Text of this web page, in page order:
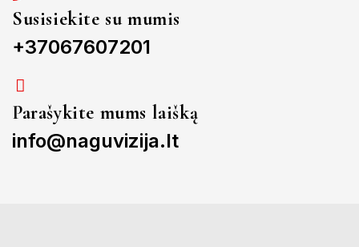
Susisiekite su mumis
+37067607201
Parašykite mums laišką
info@naguvizija.lt